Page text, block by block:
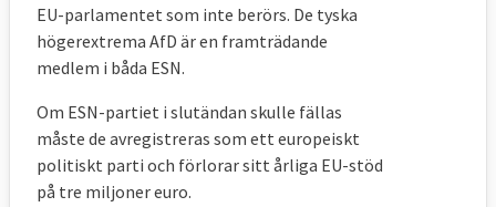
EU-parlamentet som inte berörs. De tyska
högerextrema AfD är en framträdande
medlem i båda ESN.
Om ESN-partiet i slutändan skulle fällas
måste de avregistreras som ett europeiskt
politiskt parti och förlorar sitt årliga EU-stöd
på tre miljoner euro.